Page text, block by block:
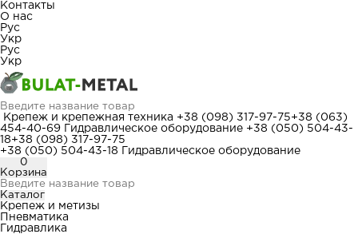
Контакты
О нас
Рус
Укр
Рус
Укр
Крепеж и крепежная техника +38 (098) 317-97-75+38 (063)
454-40-69
Гидравлическое оборудование +38 (050) 504-43-
18+38 (098) 317-97-75
+38 (050) 504-43-18
Гидравлическое оборудование
0
Корзина
Каталог
Крепеж и метизы
Пневматика
Гидравлика